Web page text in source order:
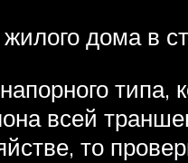
дома в
типа,
всей
то